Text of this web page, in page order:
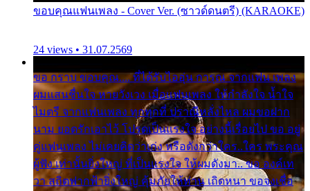
ขอบคุณแฟนเพลง - Cover Ver. (ซาวด์ดนตรี) (KARAOKE)
24 views • 31.07.2569
ขอ กราบ ขอบคุณ.... ที่ได้รับไออุ่น การุณ จากแฟน เพลง
ผมแสนชื่นใจ หายวังเวง เมื่อแฟนเพลง ให้กำลังใจ น้ำใจ
ไมตรี จากแฟนเพลง ทุกทุกที่ ปราณีหลั่งไหล ผมขอฝาก
นาม ยอดรักเอาไว้ โปรดเป็นแรงใจ อย่างนี้เรื่อยไป ขอ อยู่
คู่แฟนเพลง ไม่เคยคิดว่าเก่ง หรือดังกว่าใคร..ใคร พระคุณ
ผู้ฟัง เท่านั้นยิ่งใหญ่ ที่เป็นแรงใจ ให้ผมดังมา.. ขอ องค์เท
วา สถิตฟากฟ้ายิ่งใหญ่ คุ้มภัยให้ท่าน เถิดหนา ขอจงเชื่อ